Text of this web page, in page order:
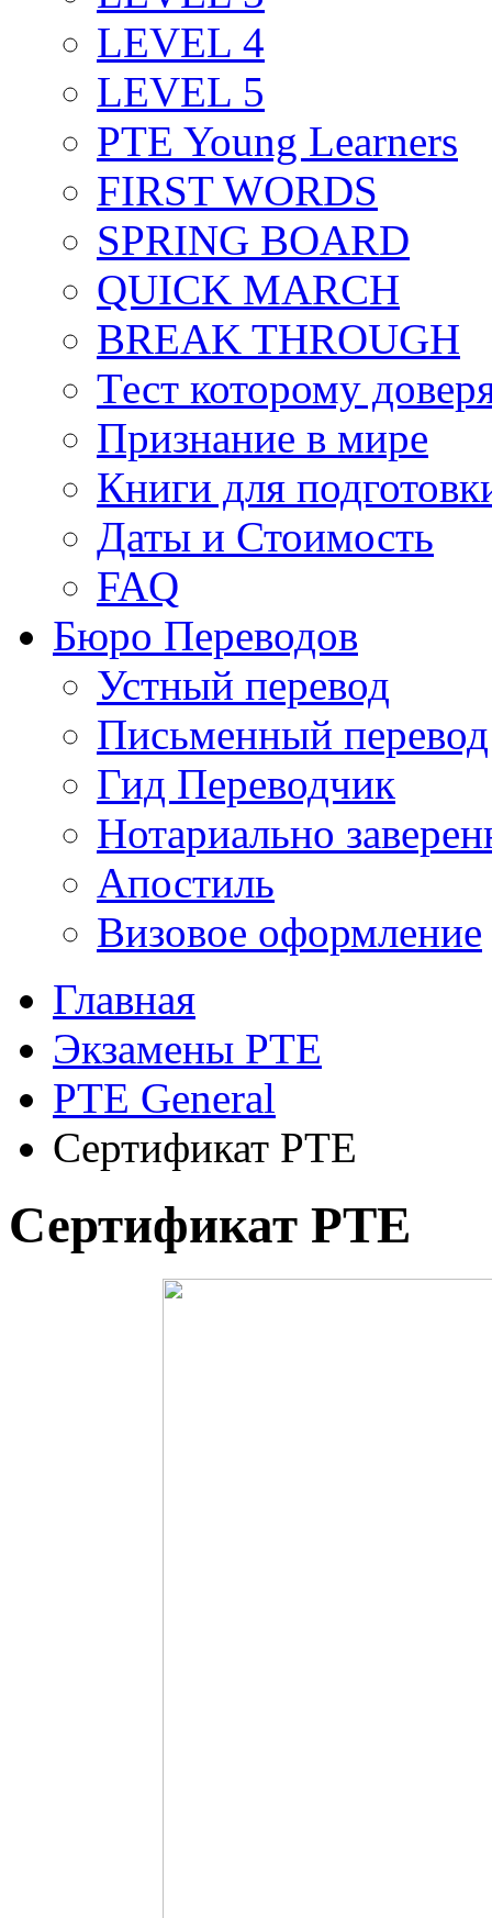
LEVEL 4
LEVEL 5
PTE Young Learners
FIRST WORDS
SPRING BOARD
QUICK MARCH
BREAK THROUGH
Тест которому
Признание в мире
Книги для
Даты и Стоимость
FAQ
Бюро Переводов
Устный перевод
Письменный перевод
Гид Переводчик
Нотариально
Апостиль
Визовое оформление
Главная
Экзамены PTE
PTE General
Сертификат PTE
Сертификат PTE